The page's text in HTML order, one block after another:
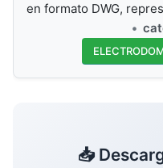
en formato DWG,
📥